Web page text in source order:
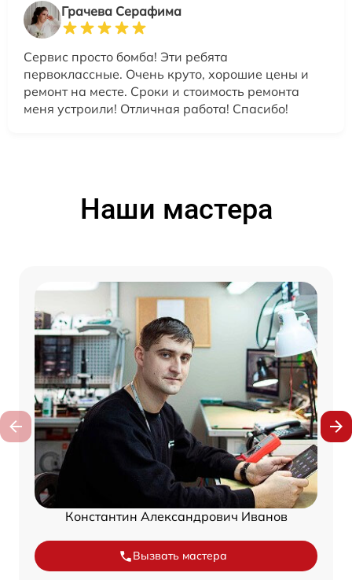
Грачева Серафима
Сервис просто бомба! Эти ребята
первоклассные. Очень круто, хорошие цены и
ремонт на месте. Сроки и стоимость ремонта
меня устроили! Отличная работа! Спасибо!
Наши мастера
Константин Александрович Иванов
Вызвать мастера